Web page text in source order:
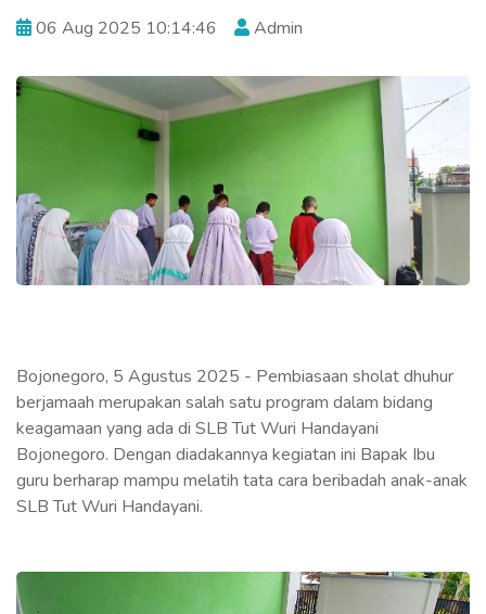
06 Aug 2025 10:14:46 Admin
Bojonegoro, 5 Agustus 2025 - Pembiasaan sholat dhuhur
berjamaah merupakan salah satu program dalam bidang
keagamaan yang ada di SLB Tut Wuri Handayani
Bojonegoro. Dengan diadakannya kegiatan ini Bapak Ibu
guru berharap mampu melatih tata cara beribadah anak-anak
SLB Tut Wuri Handayani.